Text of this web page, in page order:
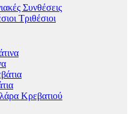
Συνθέσεις
Τριθέσιοι
Κρεβατιού